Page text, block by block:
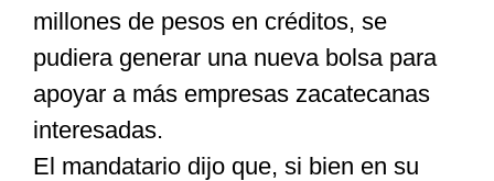
millones de pesos en créditos, se
pudiera generar una nueva bolsa para
apoyar a más empresas zacatecanas
interesadas.
El mandatario dijo que, si bien en su